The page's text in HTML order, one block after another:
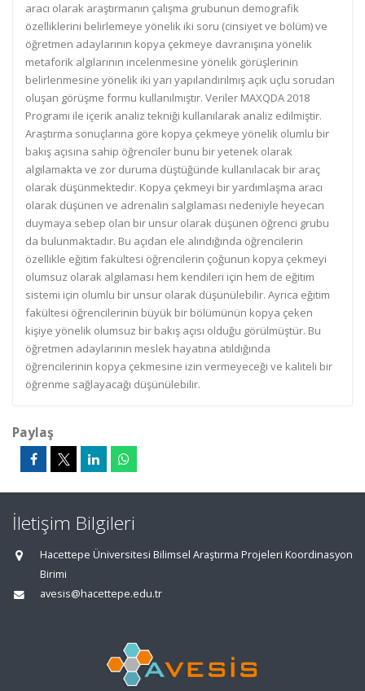
aracı olarak araştırmanın çalışma grubunun demografik
özelliklerini belirlemeye yönelik iki soru (cinsiyet ve bölüm) ve
öğretmen adaylarının kopya çekmeye davranışına yönelik
metaforik algılarının incelenmesine yönelik görüşlerinin
belirlenmesine yönelik iki yarı yapılandırılmış açık uçlu sorudan
oluşan görüşme formu kullanılmıştır. Veriler MAXQDA 2018
Programı ile içerik analiz tekniği kullanılarak analiz edilmiştir.
Araştırma sonuçlarına göre kopya çekmeye yönelik olumlu bir
bakış açısına sahip öğrenciler bunu bir yetenek olarak
algılamakta ve zor duruma düştüğünde kullanılacak bir araç
olarak düşünmektedir. Kopya çekmeyi bir yardımlaşma aracı
olarak düşünen ve adrenalin salgılaması nedeniyle heyecan
duymaya sebep olan bir unsur olarak düşünen öğrenci grubu
da bulunmaktadır. Bu açıdan ele alındığında öğrencilerin
özellikle eğitim fakültesi öğrencilerin çoğunun kopya çekmeyi
olumsuz olarak algılaması hem kendileri için hem de eğitim
sistemi için olumlu bir unsur olarak düşünülebilir. Ayrıca eğitim
fakültesi öğrencilerinin büyük bir bölümünün kopya çeken
kişiye yönelik olumsuz bir bakış açısı olduğu görülmüştür. Bu
öğretmen adaylarının meslek hayatına atıldığında
öğrencilerinin kopya çekmesine izin vermeyeceği ve kaliteli bir
öğrenme sağlayacağı düşünülebilir.
Paylaş
İletişim Bilgileri
Hacettepe Üniversitesi Bilimsel Araştırma Projeleri Koordinasyon
Birimi
avesis@hacettepe.edu.tr